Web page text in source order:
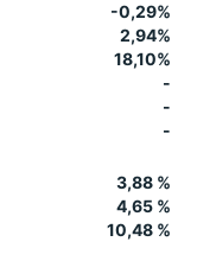
-0,29%
2,94%
18,10%
-
-
-
3,88 %
4,65 %
10,48 %